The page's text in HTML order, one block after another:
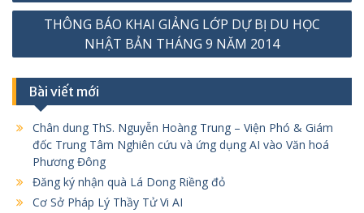
bài
THÔNG BÁO KHAI GIẢNG LỚP DỰ BỊ DU HỌC
NHẬT BẢN THÁNG 9 NĂM 2014
Bài viết mới
Chân dung ThS. Nguyễn Hoàng Trung – Viện Phó & Giám
đốc Trung Tâm Nghiên cứu và ứng dụng AI vào Văn hoá
Phương Đông
Đăng ký nhận quà Lá Dong Riềng đỏ
Cơ Sở Pháp Lý Thầy Tử Vi AI